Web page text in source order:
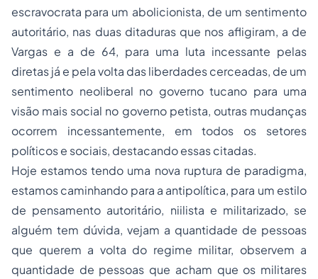
escravocrata para um abolicionista, de um sentimento
autoritário, nas duas ditaduras que nos afligiram, a de
Vargas e a de 64, para uma luta incessante pelas
diretas já e pela volta das liberdades cerceadas, de um
sentimento neoliberal no governo tucano para uma
visão mais social no governo petista, outras mudanças
ocorrem incessantemente, em todos os setores
políticos e sociais, destacando essas citadas.
Hoje estamos tendo uma nova ruptura de paradigma,
estamos caminhando para a antipolítica, para um estilo
de pensamento autoritário, niilista e militarizado, se
alguém tem dúvida, vejam a quantidade de pessoas
que querem a volta do regime militar, observem a
quantidade de pessoas que acham que os militares